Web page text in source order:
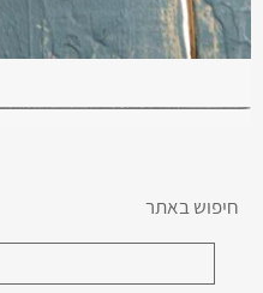
חיפוש באתר